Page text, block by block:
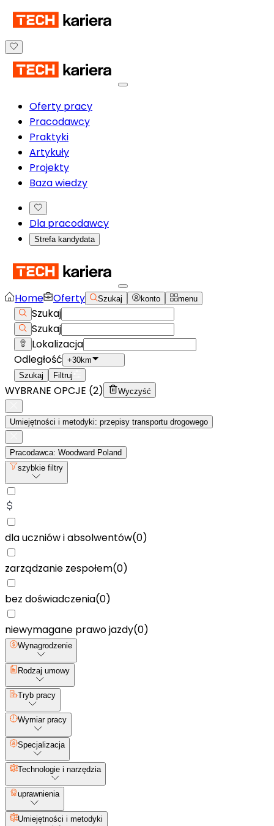
Oferty pracy
Pracodawcy
Praktyki
Artykuły
Projekty
Baza wiedzy
Dla pracodawcy
Strefa kandydata
Home Oferty Szukaj konto menu
Szukaj
Szukaj
Lokalizacja
Odległość +30km
Szukaj
Filtruj
WYBRANE OPCJE (2) Wyczyść
Umiejętności i metodyki: przepisy transportu drogowego
Pracodawca: Woodward Poland
szybkie filtry
dla uczniów i absolwentów(0)
zarządzanie zespołem(0)
bez doświadczenia(0)
niewymagane prawo jazdy(0)
Wynagrodzenie
Rodzaj umowy
Tryb pracy
Wymiar pracy
Specjalizacja
Technologie i narzędzia
uprawnienia
Umiejętności i metodyki